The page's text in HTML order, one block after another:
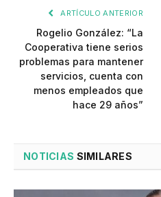
ARTÍCULO ANTERIOR
Rogelio González: “La
Cooperativa tiene serios
problemas para mantener
servicios, cuenta con
menos empleados que
hace 29 años”
NOTICIAS SIMILARES